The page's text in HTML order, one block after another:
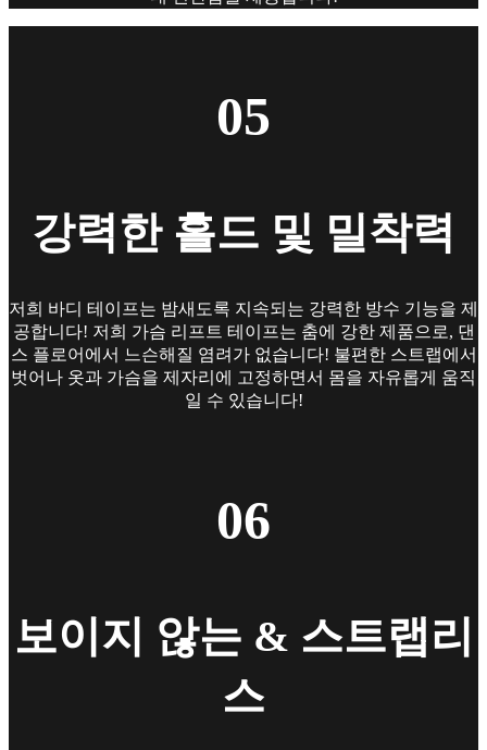
05
강력한 홀드 및 밀착력
저희 바디 테이프는 밤새도록 지속되는 강력한 방수 기능을 제
공합니다! 저희 가슴 리프트 테이프는 춤에 강한 제품으로, 댄
스 플로어에서 느슨해질 염려가 없습니다! 불편한 스트랩에서
벗어나 옷과 가슴을 제자리에 고정하면서 몸을 자유롭게 움직
일 수 있습니다!
06
보이지 않는 & 스트랩리
스